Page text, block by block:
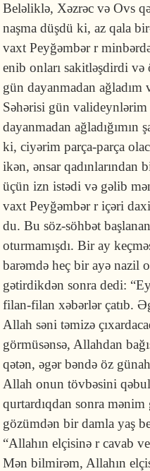
Beləliklə, Xəz­rəc və Ovs
naşma düşdü ki, az qala
vaxt Pey­ğəm­­bər r
enib onları sakitləşdirdi
gün dayanmadan ağladım
Səhərisi gün
dayanmadan
ki, ciyərim parça-parça
ikən, ənsar qadınlarından
üçün izn is­tədi və gəlib
vaxt Peyğəmbər r içəri
du. Bu söz-söhbət
otur­mamışdı. Bir ay
barəmdə heç bir ayə na­zil
gətirdikdən sonra dedi:
filan-filan xəbərlər çatıb.
Allah səni təmizə
görmüsənsə, Allahdan
qətən, əgər bəndə öz
Allah onun töv­bəsini
qurtardıqdan sonra
gözümdən bir damla yaş
“Allahın el­çisinə r cavab
Mən bilmi­rəm, Allahın